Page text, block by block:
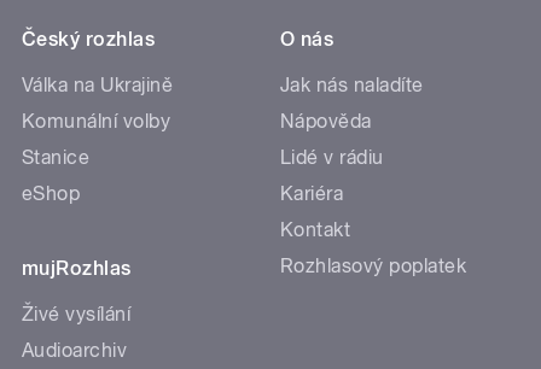
Český rozhlas
Válka na Ukrajině
Komunální volby
Stanice
eShop
mujRozhlas
Živé vysílání
Audioarchiv
O nás
Jak nás naladíte
Nápověda
Lidé v rádiu
Kariéra
Kontakt
Rozhlasový poplatek